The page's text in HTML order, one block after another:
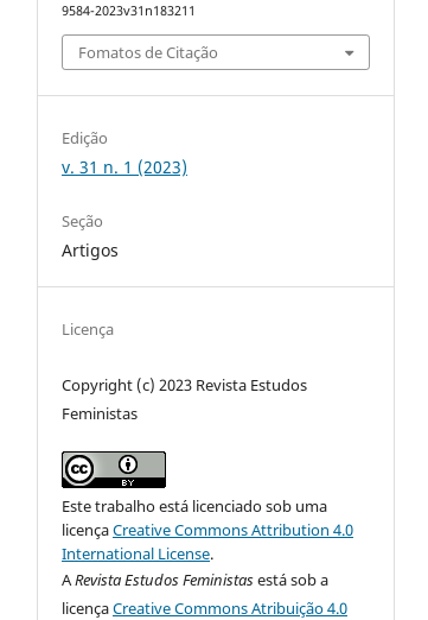
9584-2023v31n183211
Fomatos de Citação
Edição
v. 31 n. 1 (2023)
Seção
Artigos
Licença
Copyright (c) 2023 Revista Estudos
Feministas
Este trabalho está licenciado sob uma
licençaCreative Commons Attribution 4.0
International License.
ARevista Estudos Feministasestá sob a
licençaCreative Commons Atribuição 4.0